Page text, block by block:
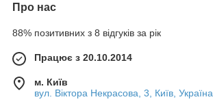
Про нас
88% позитивних з 8 відгуків за рік
Працює з 20.10.2014
м. Київ
вул. Вiктора Некрасова, 3, Київ, Україна